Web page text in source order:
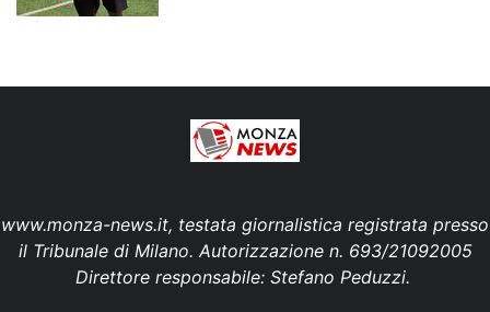
www.monza-news.it, testata giornalistica registrata presso
il Tribunale di Milano. Autorizzazione n. 693/21092005
Direttore responsabile: Stefano Peduzzi.